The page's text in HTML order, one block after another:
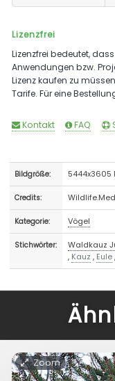
Lizenzfrei
Lizenzfrei bedeutet,
Anwendungen bzw.
Lizenz kaufen zu
Tarife. Für eine
Kontakt FAQ
Bildgröße: 5444x3605
Credits:
Kategorie: Vögel
Stichwörter: Waldkauz
, Kauz , Eule,
Zoom